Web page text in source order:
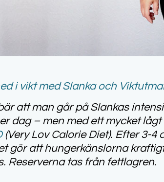
i vikt med Slanka och
att man går på Slankas
dag – men med ett mycket
(Very Lov Calorie Diet). Efter 3-
gör att hungerkänslorna
Reserverna tas från fettlagren.